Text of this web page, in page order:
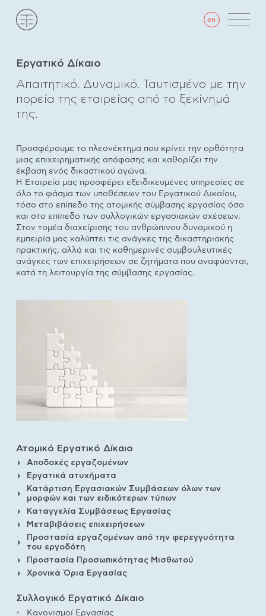
en
Εργατικό Δίκαιο
Απαιτητικό. Δυναμικό. Ταυτισμένο με την
πορεία της εταιρείας από το ξεκίνημά
της.
Προσφέρουμε το πλεονέκτημα που κρίνει την ορθότητα
μιας επιχειρηματικής απόφασης και καθορίζει την
έκβαση ενός δικαστικού αγώνα.
Η Εταιρεία μας προσφέρει εξειδικευμένες υπηρεσίες σε
όλο το φάσμα των υποθέσεων του Εργατικού Δικαίου,
τόσο στο επίπεδο της ατομικής σύμβασης εργασίας όσο
και στο επίπεδο των συλλογικών εργασιακών σχέσεων.
Στον τομέα διαχείρισης του ανθρώπινου δυναμικού η
εμπειρία μας καλύπτει τις ανάγκες της δικαστηριακής
πρακτικής, αλλά και τις καθημερινές συμβουλευτικές
ανάγκες των επιχειρήσεων σε ζητήματα που αναφύονται,
κατά τη λειτουργία της σύμβασης εργασίας.
Ατομικό Εργατικό Δίκαιο
Αποδοχές εργαζομένων
Εργατικά ατυχήματα
Κατάρτιση Εργασιακών Συμβάσεων όλων των
μορφών και των ειδικότερων τύπων
Καταγγελία Συμβάσεως Εργασίας
Μεταβιβάσεις επιχειρήσεων
Προστασία εργαζομένων από την φερεγγυότητα
του εργοδότη
Προστασία Προσωπικότητας Μισθωτού
Χρονικά Όρια Εργασίας
Συλλογικό Εργατικό Δίκαιο
Κανονισμοί Εργασίας